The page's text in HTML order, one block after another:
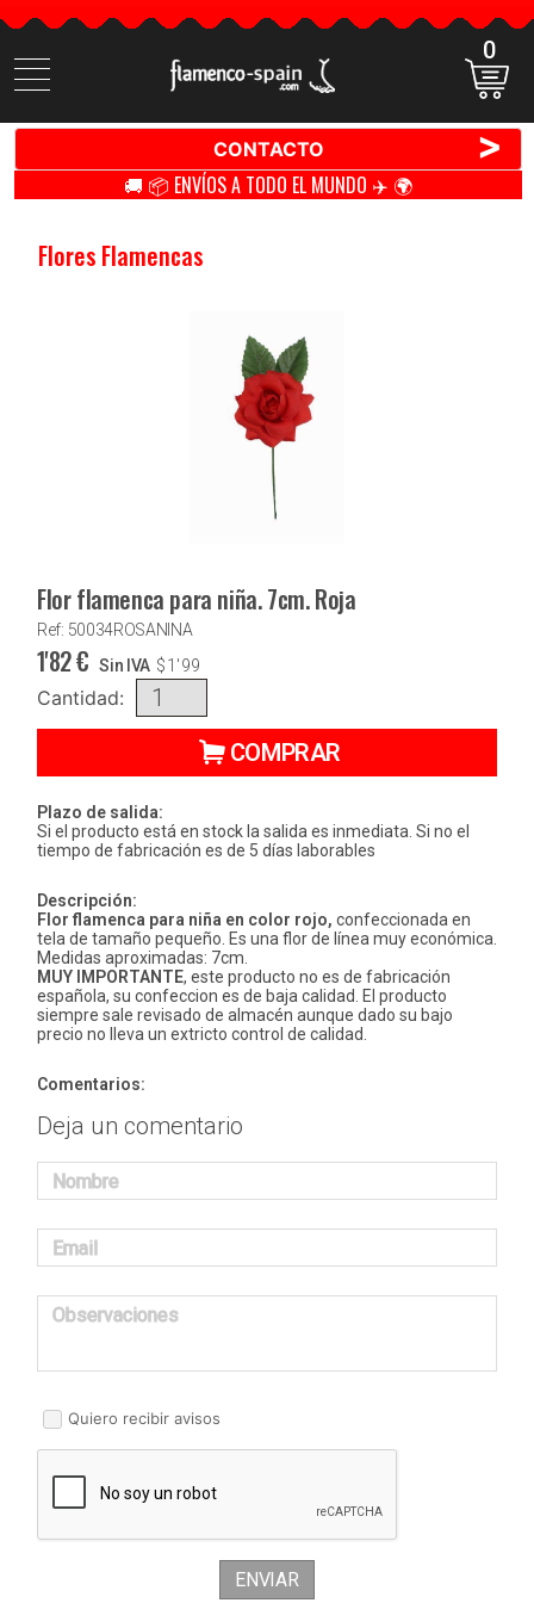
Buscar
productos
0
CONTACTO >
🚚 📦 ENVÍOS A TODO EL MUNDO ✈️ 🌍
Flores Flamencas
Flor flamenca para niña. 7cm. Roja
Ref: 50034ROSANINA
1'82€ Sin IVA $1'99
Cantidad:
COMPRAR
Plazo de salida:
Si el producto está en stock la salida es inmediata. Si no el
tiempo de fabricación es de 5 días laborables
Descripción:
Flor flamenca para niña en color rojo, confeccionada en
tela de tamaño pequeño. Es una flor de línea muy económica.
Medidas aproximadas: 7cm.
MUY IMPORTANTE, este producto no es de fabricación
española, su confeccion es de baja calidad. El producto
siempre sale revisado de almacén aunque dado su bajo
precio no lleva un extricto control de calidad.
Comentarios:
Deja un comentario
Nombre
Email
Observaciones
Quiero recibir avisos
ENVIAR